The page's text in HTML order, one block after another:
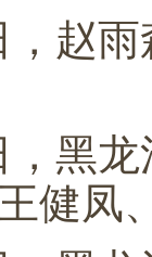
，赵
，黑
健凤